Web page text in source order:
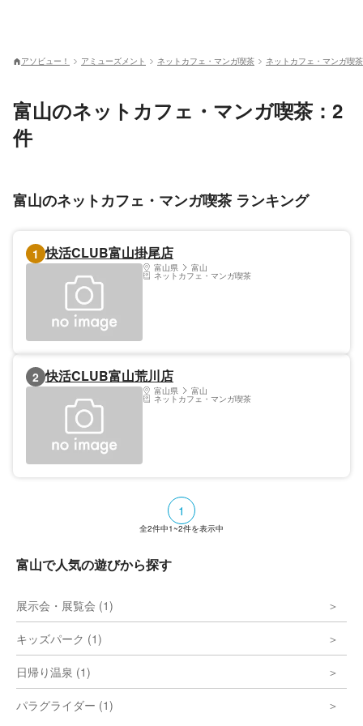
アソビュー！ アミューズメント ネットカフェ・マンガ喫茶 ネットカフェ・マンガ喫茶
富山のネットカフェ・マンガ喫茶：2
件
富山のネットカフェ・マンガ喫茶 ランキング
1 快活CLUB富山掛尾店
富山県 富山
ネットカフェ・マンガ喫茶
2 快活CLUB富山荒川店
富山県 富山
ネットカフェ・マンガ喫茶
1
全2件中1~2件を表示中
富山で人気の遊びから探す
展示会・展覧会 (1)
キッズパーク (1)
日帰り温泉 (1)
パラグライダー (1)